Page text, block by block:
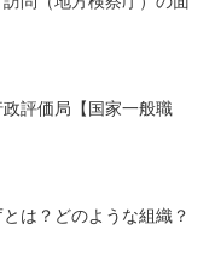
政評価局【国家一般職
とは？どのような組織？